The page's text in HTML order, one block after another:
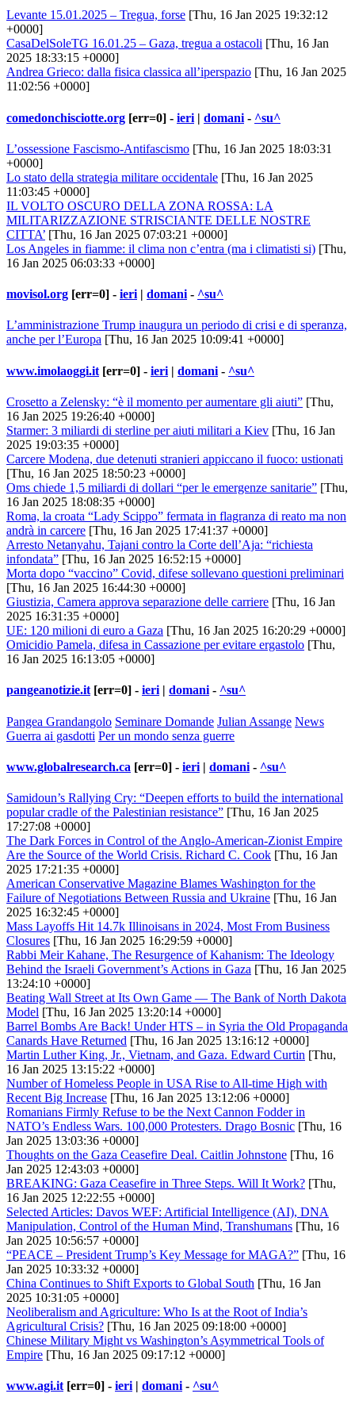
Levante 15.01.2025 – Tregua, forse [Thu, 16 Jan 2025 19:32:12
+0000]
CasaDelSoleTG 16.01.25 – Gaza, tregua a ostacoli [Thu, 16 Jan
2025 18:33:15 +0000]
Andrea Grieco: dalla fisica classica all’iperspazio [Thu, 16 Jan 2025
11:02:56 +0000]
comedonchisciotte.org [err=0] - ieri | domani - ^su^
L’ossessione Fascismo-Antifascismo [Thu, 16 Jan 2025 18:03:31
+0000]
Lo stato della strategia militare occidentale [Thu, 16 Jan 2025
11:03:45 +0000]
IL VOLTO OSCURO DELLA ZONA ROSSA: LA
MILITARIZZAZIONE STRISCIANTE DELLE NOSTRE
CITTA’ [Thu, 16 Jan 2025 07:03:21 +0000]
Los Angeles in fiamme: il clima non c’entra (ma i climatisti si) [Thu,
16 Jan 2025 06:03:33 +0000]
movisol.org [err=0] - ieri | domani - ^su^
L’amministrazione Trump inaugura un periodo di crisi e di speranza,
anche per l’Europa [Thu, 16 Jan 2025 10:09:41 +0000]
www.imolaoggi.it [err=0] - ieri | domani - ^su^
Crosetto a Zelensky: “è il momento per aumentare gli aiuti” [Thu,
16 Jan 2025 19:26:40 +0000]
Starmer: 3 miliardi di sterline per aiuti militari a Kiev [Thu, 16 Jan
2025 19:03:35 +0000]
Carcere Modena, due detenuti stranieri appiccano il fuoco: ustionati
[Thu, 16 Jan 2025 18:50:23 +0000]
Oms chiede 1,5 miliardi di dollari “per le emergenze sanitarie” [Thu,
16 Jan 2025 18:08:35 +0000]
Roma, la croata “Lady Scippo” fermata in flagranza di reato ma non
andrà in carcere [Thu, 16 Jan 2025 17:41:37 +0000]
Arresto Netanyahu, Tajani contro la Corte dell’Aja: “richiesta
infondata” [Thu, 16 Jan 2025 16:52:15 +0000]
Morta dopo “vaccino” Covid, difese sollevano questioni preliminari
[Thu, 16 Jan 2025 16:44:30 +0000]
Giustizia, Camera approva separazione delle carriere [Thu, 16 Jan
2025 16:31:35 +0000]
UE: 120 milioni di euro a Gaza [Thu, 16 Jan 2025 16:20:29 +0000]
Omicidio Pamela, difesa in Cassazione per evitare ergastolo [Thu,
16 Jan 2025 16:13:05 +0000]
pangeanotizie.it [err=0] - ieri | domani - ^su^
Pangea Grandangolo Seminare Domande Julian Assange News
Guerra ai gasdotti Per un mondo senza guerre
www.globalresearch.ca [err=0] - ieri | domani - ^su^
Samidoun’s Rallying Cry: “Deepen efforts to build the international
popular cradle of the Palestinian resistance” [Thu, 16 Jan 2025
17:27:08 +0000]
The Dark Forces in Control of the Anglo-American-Zionist Empire
Are the Source of the World Crisis. Richard C. Cook [Thu, 16 Jan
2025 17:21:35 +0000]
American Conservative Magazine Blames Washington for the
Failure of Negotiations Between Russia and Ukraine [Thu, 16 Jan
2025 16:32:45 +0000]
Mass Layoffs Hit 14.7k Illinoisans in 2024, Most From Business
Closures [Thu, 16 Jan 2025 16:29:59 +0000]
Rabbi Meir Kahane, The Resurgence of Kahanism: The Ideology
Behind the Israeli Government’s Actions in Gaza [Thu, 16 Jan 2025
13:24:10 +0000]
Beating Wall Street at Its Own Game — The Bank of North Dakota
Model [Thu, 16 Jan 2025 13:20:14 +0000]
Barrel Bombs Are Back! Under HTS – in Syria the Old Propaganda
Canards Have Returned [Thu, 16 Jan 2025 13:16:12 +0000]
Martin Luther King, Jr., Vietnam, and Gaza. Edward Curtin [Thu,
16 Jan 2025 13:15:22 +0000]
Number of Homeless People in USA Rise to All-time High with
Recent Big Increase [Thu, 16 Jan 2025 13:12:06 +0000]
Romanians Firmly Refuse to be the Next Cannon Fodder in
NATO’s Endless Wars. 100,000 Protesters. Drago Bosnic [Thu, 16
Jan 2025 13:03:36 +0000]
Thoughts on the Gaza Ceasefire Deal. Caitlin Johnstone [Thu, 16
Jan 2025 12:43:03 +0000]
BREAKING: Gaza Ceasefire in Three Steps. Will It Work? [Thu,
16 Jan 2025 12:22:55 +0000]
Selected Articles: Davos WEF: Artificial Intelligence (AI), DNA
Manipulation, Control of the Human Mind, Transhumans [Thu, 16
Jan 2025 10:56:57 +0000]
“PEACE – President Trump’s Key Message for MAGA?” [Thu, 16
Jan 2025 10:33:32 +0000]
China Continues to Shift Exports to Global South [Thu, 16 Jan
2025 10:31:05 +0000]
Neoliberalism and Agriculture: Who Is at the Root of India’s
Agricultural Crisis? [Thu, 16 Jan 2025 09:18:00 +0000]
Chinese Military Might vs Washington’s Asymmetrical Tools of
Empire [Thu, 16 Jan 2025 09:17:12 +0000]
www.agi.it [err=0] - ieri | domani - ^su^